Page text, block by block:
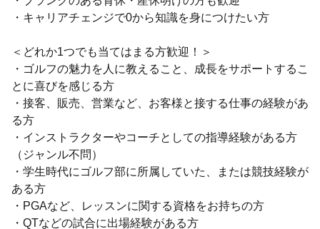
・キャリアチェンジで0から知識を身につけたい方
＜どれか1つでも当てはまる方歓迎！＞
・ゴルフの魅力を人に教えること、成長をサポートするこ
とに喜びを感じる方
・接客、販売、営業など、お客様と接する仕事の経験があ
る方
・インストラクターやコーチとしての指導経験がある方
（ジャンル不問）
・学生時代にゴルフ部に所属していた、または競技経験が
ある方
・PGAなど、レッスンに関する資格をお持ちの方
・QTなどの試合に出場経験がある方